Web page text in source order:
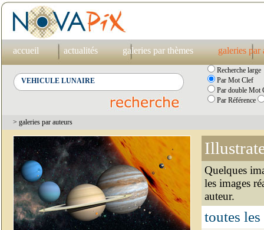
accueil actualités galeries par thèmes galeries par
Recherche large
Par Mot Clef
Par double Mot
Par Référence
> galeries par auteurs
Quelques
les images
auteur.
toutes